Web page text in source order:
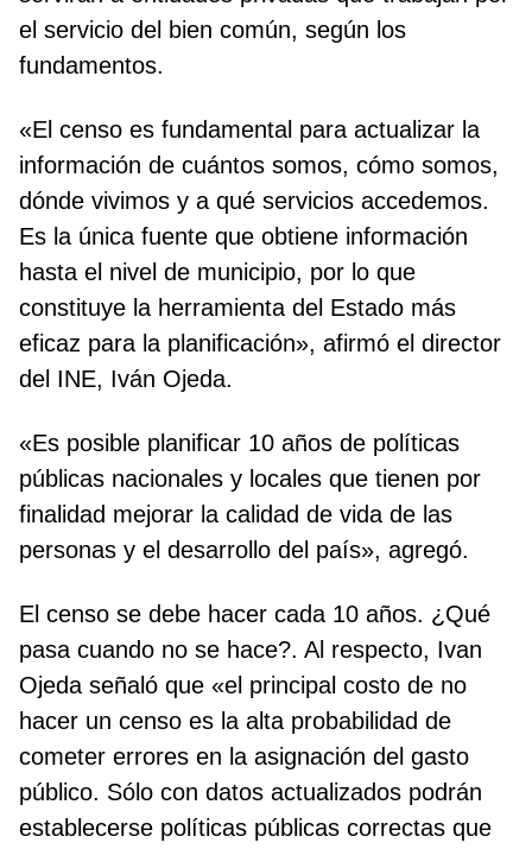
el servicio del bien común, según los
fundamentos.
«El censo es fundamental para actualizar la
información de cuántos somos, cómo somos,
dónde vivimos y a qué servicios accedemos.
Es la única fuente que obtiene información
hasta el nivel de municipio, por lo que
constituye la herramienta del Estado más
eficaz para la planificación», afirmó el director
del INE, Iván Ojeda.
«Es posible planificar 10 años de políticas
públicas nacionales y locales que tienen por
finalidad mejorar la calidad de vida de las
personas y el desarrollo del país», agregó.
El censo se debe hacer cada 10 años. ¿Qué
pasa cuando no se hace?. Al respecto, Ivan
Ojeda señaló que «el principal costo de no
hacer un censo es la alta probabilidad de
cometer errores en la asignación del gasto
público. Sólo con datos actualizados podrán
establecerse políticas públicas correctas que